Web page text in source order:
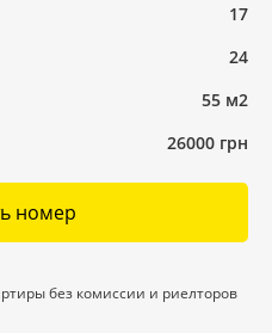
17
24
55 м2
26000 грн
номер
без комиссии и риелторов